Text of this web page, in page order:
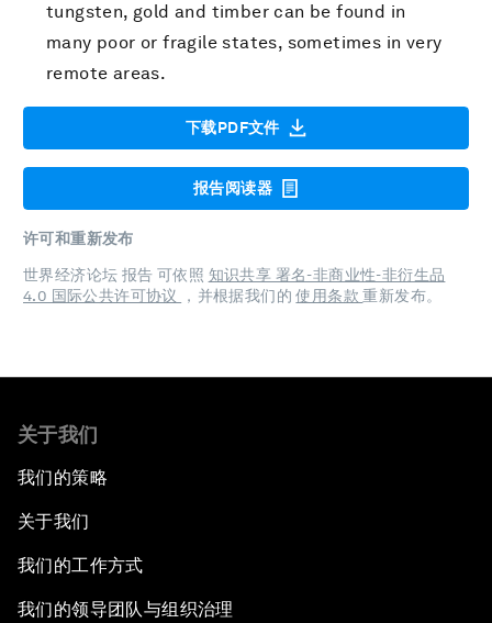
tungsten, gold and timber can be found in
many poor or fragile states, sometimes in very
remote areas.
下载PDF文件
报告阅读器
许可和重新发布
世界经济论坛 报告 可依照 知识共享 署名-非商业性-非衍生品
4.0 国际公共许可协议
，并根据我们的使用条款重新发布。
关于我们
我们的策略
关于我们
我们的工作方式
我们的领导团队与组织治理